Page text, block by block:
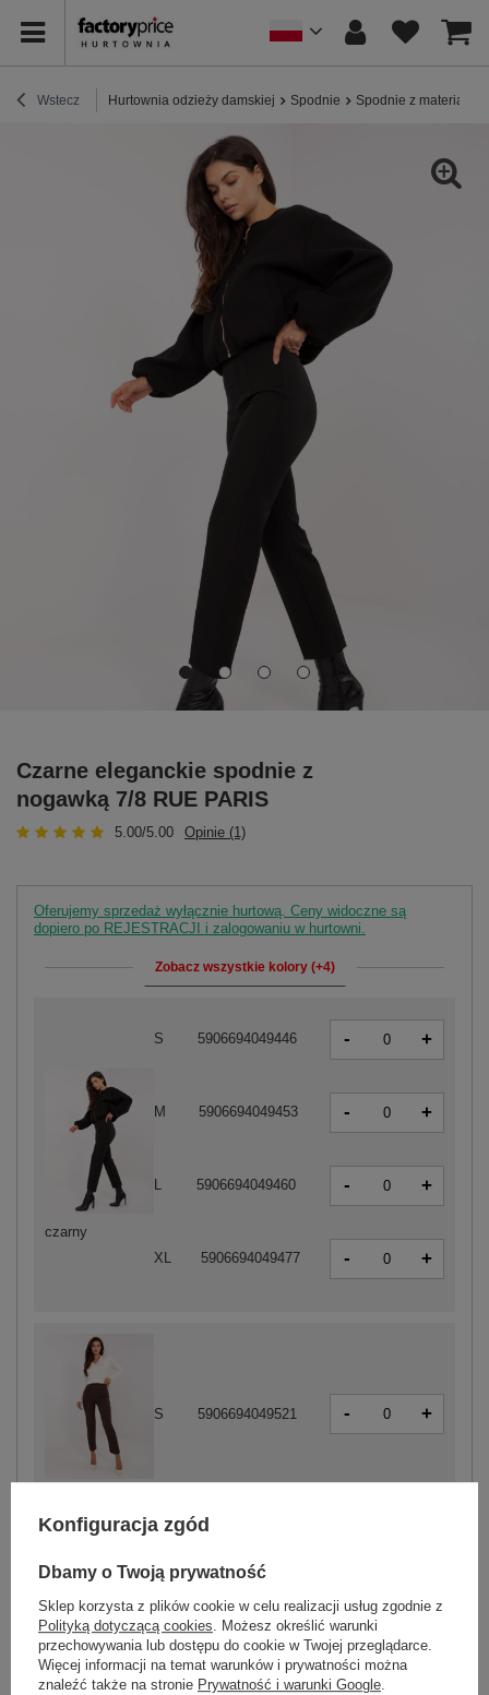
Wstecz Hurtownia odzieży damskiej Spodnie Spodnie z materiału
Czarne eleganckie spodnie z
nogawką 7/8 RUE PARIS
5.00/5.00 Opinie (1)
Oferujemy sprzedaż wyłącznie hurtową. Ceny widoczne są
dopiero po REJESTRACJI i zalogowaniu w hurtowni.
Zobacz wszystkie kolory (+4)
czarny
S 5906694049446 - +
M 5906694049453 - +
L 5906694049460 - +
XL 5906694049477 - +
S 5906694049521 - +
XL 5906694049514 -
Konfiguracja zgód
Dbamy o Twoją prywatność
Sklep korzysta z plików cookie w celu realizacji usług zgodnie z
Polityką dotyczącą cookies. Możesz określić warunki
przechowywania lub dostępu do cookie w Twojej przeglądarce.
Więcej informacji na temat warunków i prywatności można
znaleźć także na stronie Prywatność i warunki Google.